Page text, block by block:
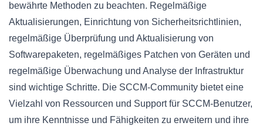
bewährte Methoden zu beachten. Regelmäßige
Aktualisierungen, Einrichtung von Sicherheitsrichtlinien,
regelmäßige Überprüfung und Aktualisierung von
Softwarepaketen, regelmäßiges Patchen von Geräten und
regelmäßige Überwachung und Analyse der Infrastruktur
sind wichtige Schritte. Die SCCM-Community bietet eine
Vielzahl von Ressourcen und Support für SCCM-Benutzer,
um ihre Kenntnisse und Fähigkeiten zu erweitern und ihre